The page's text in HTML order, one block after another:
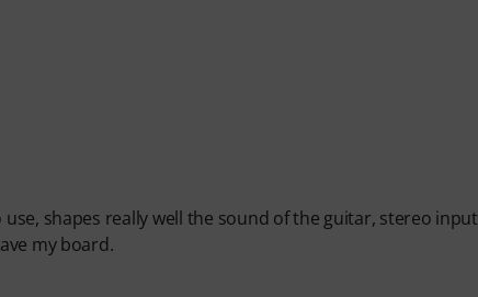
shapes really well the sound of the guitar, stereo input
my board.